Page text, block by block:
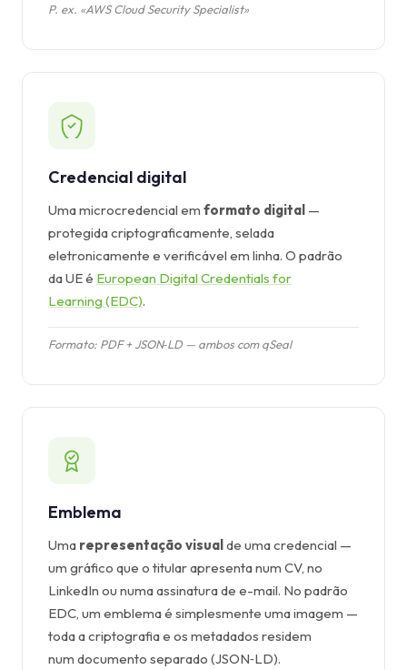
P. ex. «AWS Cloud Security Specialist»
Credencial digital
Uma microcredencial em formato digital —
protegida criptograficamente, selada
eletronicamente e verificável em linha. O padrão
da UE é European Digital Credentials for
Learning (EDC).
Formato: PDF + JSON‑LD — ambos com qSeal
Emblema
Uma representação visualde uma credencial —
um gráfico que o titular apresenta num CV, no
LinkedIn ou numa assinatura de e-mail. No padrão
EDC, um emblema é simplesmente uma imagem —
toda a criptografia e os metadados residem
num documento separado (JSON‑LD).